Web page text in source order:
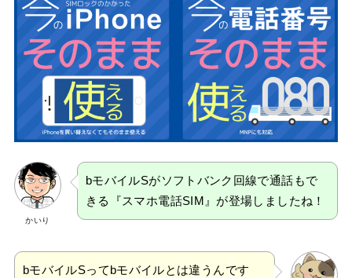
かいり
bモバイルSがソフトバンク回線で通話もで
きる『スマホ電話SIM』が登場しましたね！
bモバイルSってbモバイルとは違うんです